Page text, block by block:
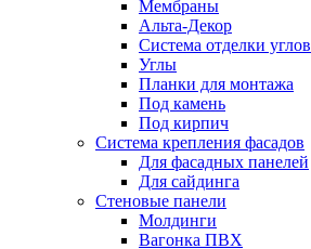
Мембраны
Альта-Декор
Система отделки углов
Углы
Планки для монтажа
Под камень
Под кирпич
Система крепления фасадов
Для фасадных панелей
Для сайдинга
Стеновые панели
Молдинги
Вагонка ПВХ